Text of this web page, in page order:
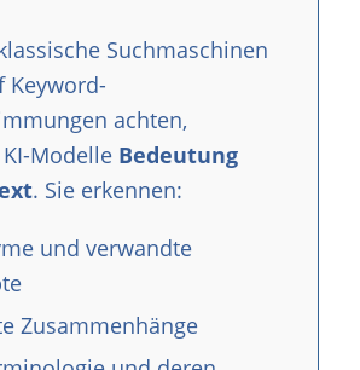
Suchmaschinen
Keyword-
achten,
Modelle Bedeutung
. Sie erkennen:
und verwandte
Zusammenhänge